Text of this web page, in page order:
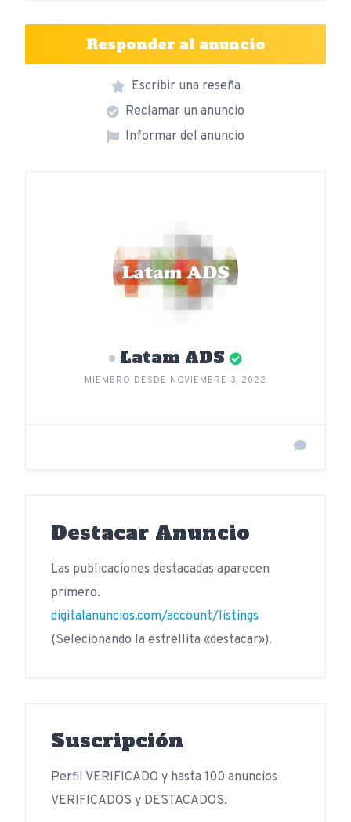
Responder al anuncio
Escribir una reseña
Reclamar un anuncio
Informar del anuncio
Latam ADS
MIEMBRO DESDE NOVIEMBRE 3, 2022
Destacar Anuncio
Las publicaciones destacadas aparecen
primero.
digitalanuncios.com/account/listings
(Selecionando la estrellita «destacar»).
Suscripción
Perfil VERIFICADO y hasta 100 anuncios
VERIFICADOS y DESTACADOS.